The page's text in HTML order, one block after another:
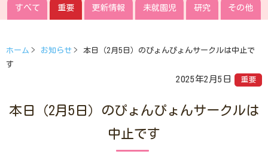
すべて 重要 更新情報 未就園児 研究 その他
ホーム お知らせ
本日（2月5日）のぴょんぴょんサークルは中止で
す
2025年2月5日 重要
本日（2月5日）のぴょんぴょんサークルは
中止です